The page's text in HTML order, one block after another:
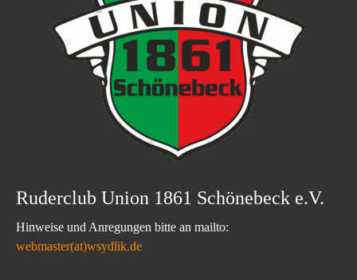
Ruderclub Union 1861 Schönebeck e.V.
Hinweise und Anregungen bitte an mailto:
webmaster(at)wsydlik.de